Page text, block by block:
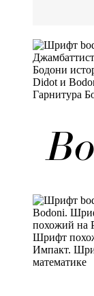
Didot и
Гарнитура
Шрифт
Импакт.
математике